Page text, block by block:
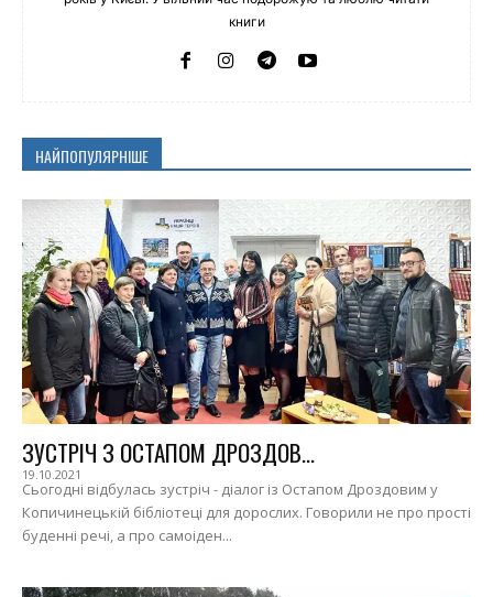
книги
НАЙПОПУЛЯРНІШЕ
ЗУСТРІЧ З ОСТАПОМ ДРОЗДОВ...
19.10.2021
Сьогодні відбулась зустріч - діалог із Остапом Дроздовим у
Копичинецькій бібліотеці для дорослих. Говорили не про прості
буденні речі, а про самоіден...